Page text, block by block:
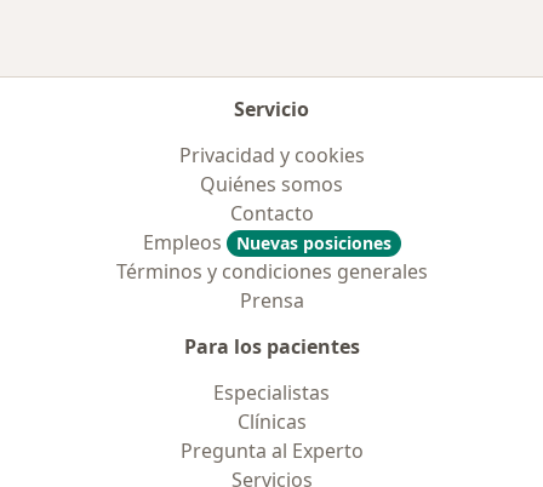
Servicio
Privacidad y cookies
Quiénes somos
Contacto
Empleos
Nuevas posiciones
Términos y condiciones generales
Prensa
Para los pacientes
Especialistas
Clínicas
Pregunta al Experto
Servicios